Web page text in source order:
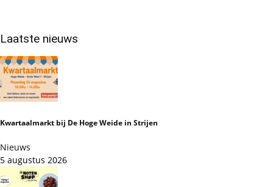
Laatste nieuws
Kwartaalmarkt bij De Hoge Weide in Strijen
Nieuws
5 augustus 2026